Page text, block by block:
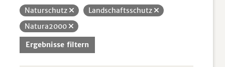
Naturschutz
Landschaftsschutz
Natura2000
Ergebnisse filtern